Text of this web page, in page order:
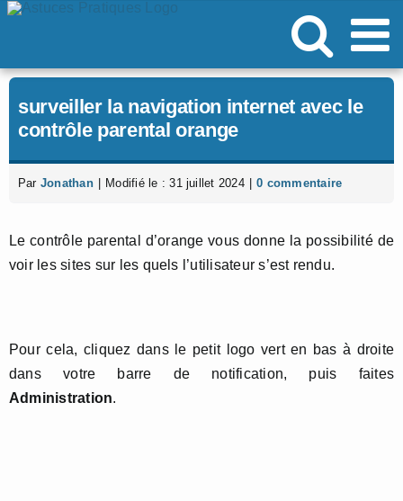
Passer
surveiller la navigation internet avec le
contrôle parental orange
Par Jonathan Modifié le : 31 juillet 2024 0 commentaire
Le contrôle parental d’orange vous donne la possibilité de
voir les sites sur les quels l’utilisateur s’est rendu.
Pour cela, cliquez dans le petit logo vert en bas à droite
dans votre barre de notification, puis faites
Administration.